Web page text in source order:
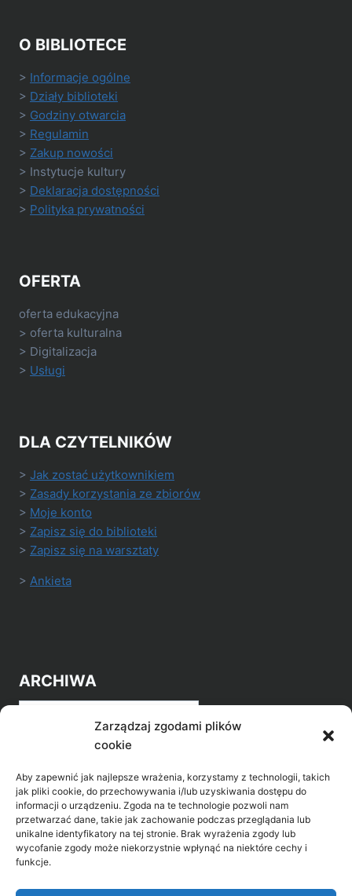
Zarządzaj zgodami plików
cookie
Aby zapewnić jak najlepsze wrażenia, korzystamy z technologii, takich
jak pliki cookie, do przechowywania i/lub uzyskiwania dostępu do
informacji o urządzeniu. Zgoda na te technologie pozwoli nam
przetwarzać dane, takie jak zachowanie podczas przeglądania lub
unikalne identyfikatory na tej stronie. Brak wyrażenia zgody lub
wycofanie zgody może niekorzystnie wpłynąć na niektóre cechy i
funkcje.
O BIBLIOTECE
> Informacje ogólne
> Działy biblioteki
> Godziny otwarcia
> Regulamin
> Zakup nowości
> Instytucje kultury
> Deklaracja dostępności
> Polityka prywatności
OFERTA
oferta edukacyjna
> oferta kulturalna
> Digitalizacja
> Usługi
DLA CZYTELNIKÓW
> Jak zostać użytkownikiem
> Zasady korzystania ze zbiorów
> Moje konto
> Zapisz się do biblioteki
> Zapisz się na warsztaty
> Ankieta
ARCHIWA
Archiwa
POZNAJ LEPIEJ NASZ REGION
>Gołdap Mazurski Zdrój